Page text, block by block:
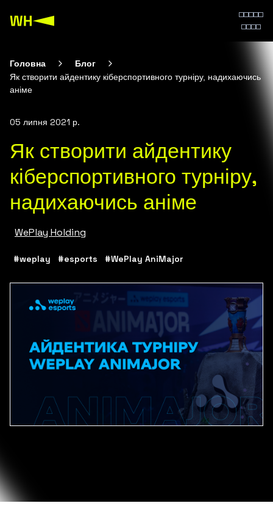
Головна
Блог
Як створити айдентику кіберспортивного турніру, надихаючись
аніме
05 липня 2021 р.
Як створити айдентику
кіберспортивного турніру,
надихаючись аніме
WePlay Holding
#weplay #esports #WePlay AniMajor